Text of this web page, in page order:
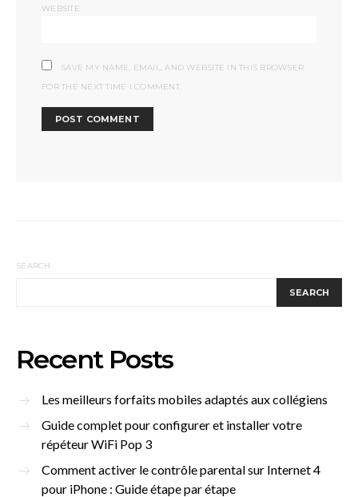
WEBSITE
SAVE MY NAME, EMAIL, AND WEBSITE IN THIS BROWSER
FOR THE NEXT TIME I COMMENT.
SEARCH
SEARCH
Recent Posts
Les meilleurs forfaits mobiles adaptés aux collégiens
Guide complet pour configurer et installer votre
répéteur WiFi Pop 3
Comment activer le contrôle parental sur Internet 4
pour iPhone : Guide étape par étape